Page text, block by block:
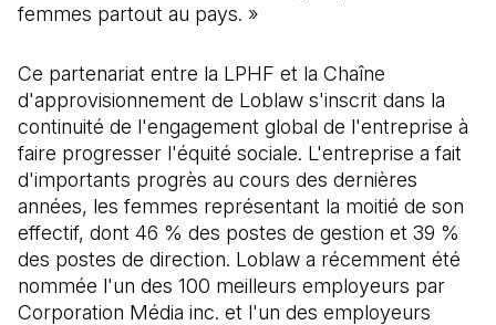
femmes partout au pays. »
Ce partenariat entre la LPHF et la Chaîne
d'approvisionnement de Loblaw s'inscrit dans la
continuité de l'engagement global de l'entreprise à
faire progresser l'équité sociale. L'entreprise a fait
d'importants progrès au cours des dernières
années, les femmes représentant la moitié de son
effectif, dont 46 % des postes de gestion et 39 %
des postes de direction. Loblaw a récemment été
nommée l'un des 100 meilleurs employeurs par
Corporation Média inc. et l'un des employeurs